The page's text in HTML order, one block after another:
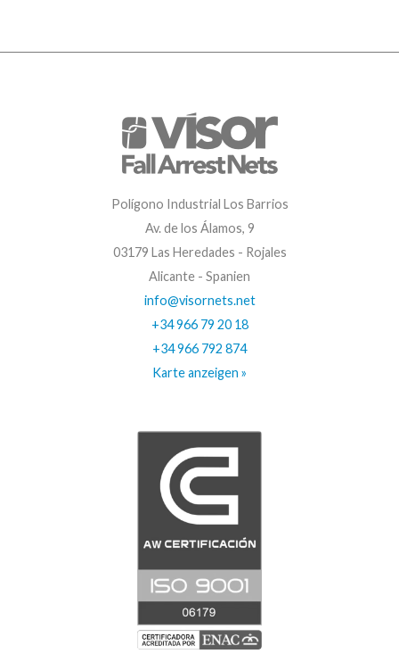
Polígono Industrial Los Barrios
Av. de los Álamos, 9
03179 Las Heredades - Rojales
Alicante - Spanien
info@visornets.net
+34 966 79 20 18
+34 966 792 874
Karte anzeigen »